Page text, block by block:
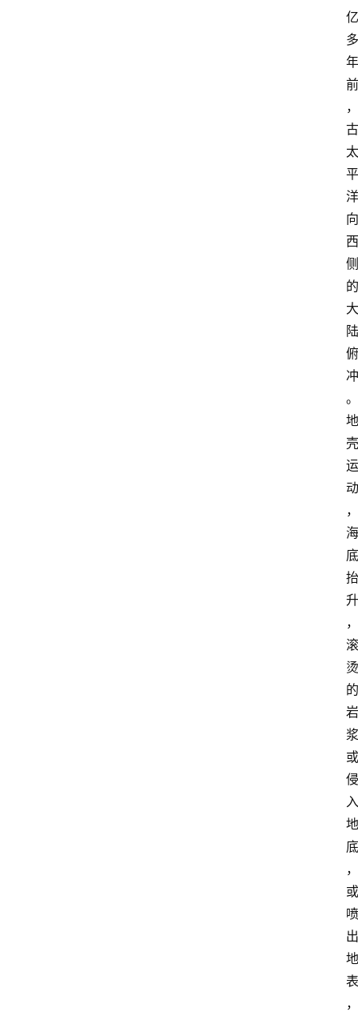
亿
多
年
前
，
古
太
平
洋
向
西
侧
的
大
陆
俯
冲
。
地
壳
运
动
，
海
底
抬
升
，
滚
烫
的
岩
浆
或
侵
入
地
底
，
或
喷
出
地
表
，